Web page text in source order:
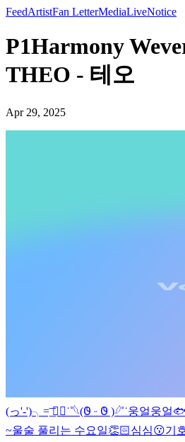
FeedArtistFan LetterMediaLiveNotice
P1Harmony
THEO - 테오
Apr 29, 2025
(っ'-')╮=͟͞ ◓⃙⁣˙˚𓆩︎(𐐃 ᵕ 𐐃 )𓆪˚˙웅얼웅얼
~울술 풀리는 수요일👏🏻심심😗기